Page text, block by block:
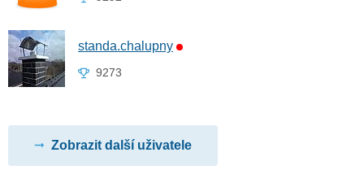
standa.chalupny
9273
Zobrazit další uživatele